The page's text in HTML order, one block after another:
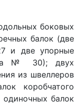
боковых
балок (две
и две упорные
№ 30); двух
из швеллеров
коробчатого
балок